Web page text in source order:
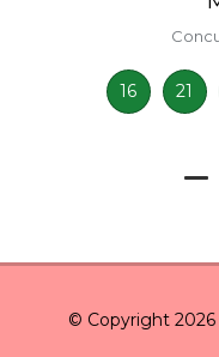
16 21
© Copyright 2026